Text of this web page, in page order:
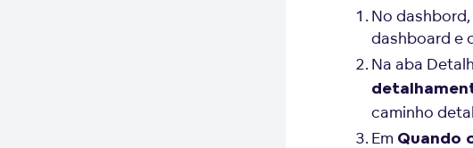
No
dashboard e
Na aba
caminho
Em Quando